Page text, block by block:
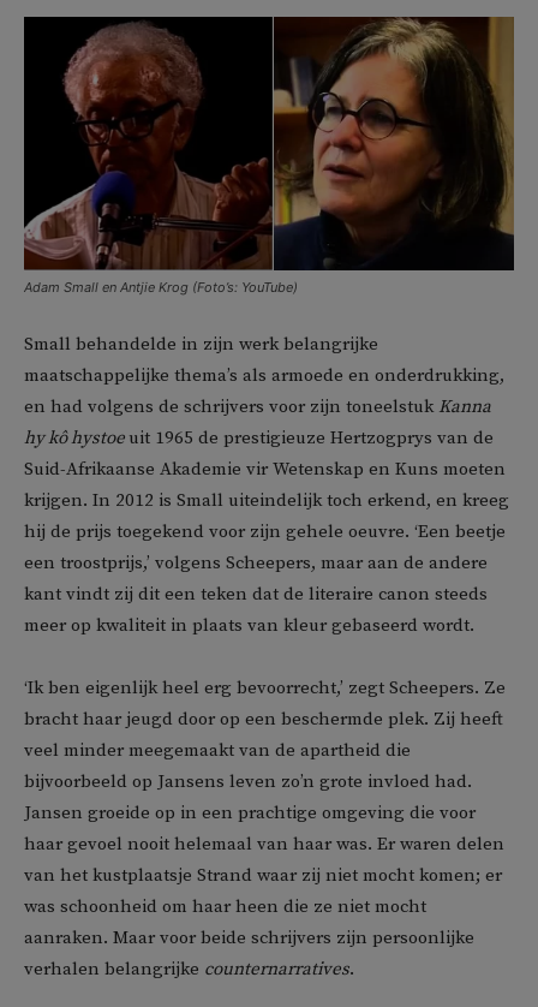
Adam Small en Antjie Krog (Foto’s: YouTube)
Small behandelde in zijn werk belangrijke
maatschappelijke thema’s als armoede en onderdrukking,
en had volgens de schrijvers voor zijn toneelstuk Kanna
hy kô hystoe uit 1965 de prestigieuze Hertzogprys van de
Suid-Afrikaanse Akademie vir Wetenskap en Kuns moeten
krijgen. In 2012 is Small uiteindelijk toch erkend, en kreeg
hij de prijs toegekend voor zijn gehele oeuvre. ‘Een beetje
een troostprijs,’ volgens Scheepers, maar aan de andere
kant vindt zij dit een teken dat de literaire canon steeds
meer op kwaliteit in plaats van kleur gebaseerd wordt.
‘Ik ben eigenlijk heel erg bevoorrecht,’ zegt Scheepers. Ze
bracht haar jeugd door op een beschermde plek. Zij heeft
veel minder meegemaakt van de apartheid die
bijvoorbeeld op Jansens leven zo’n grote invloed had.
Jansen groeide op in een prachtige omgeving die voor
haar gevoel nooit helemaal van haar was. Er waren delen
van het kustplaatsje Strand waar zij niet mocht komen; er
was schoonheid om haar heen die ze niet mocht
aanraken. Maar voor beide schrijvers zijn persoonlijke
verhalen belangrijke counternarratives.